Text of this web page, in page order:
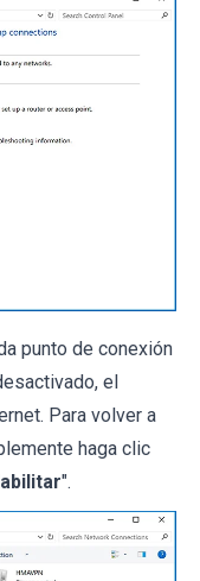
punto de conexión
el
Para volver a
haga clic
".